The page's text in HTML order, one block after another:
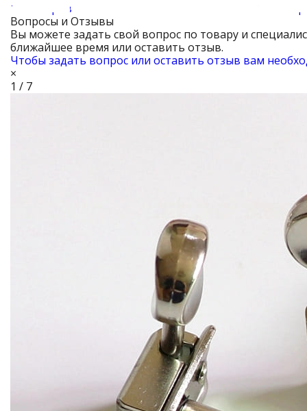
17 товаров
Вопросы и Отзывы
Вы можете задать свой вопрос по товару и
ближайшее время или оставить отзыв.
Чтобы задать вопрос или оставить отзыв вам
×
1 / 7